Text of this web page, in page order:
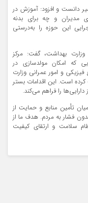
دانست و افزود: آموزش در
مدیران و چه برای بدنه
این حوزه را به‌درستی
بهداشت، گفت: مرکز
که امکان مولدسازی در
فیزیکی و امور عمرانی وزارت
کرده است. این اقدامات بستر
دارایی‌ها را فراهم می‌کند.
تأمین منابع و حمایت از
بدون فشار به مردم. هدف ما از
سلامت و ارتقای کیفیت